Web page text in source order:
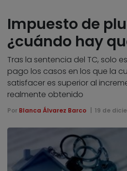
Impuesto de
¿cuándo hay
Tras la sentencia del TC, solo
pago los casos en los que la
satisfacer es superior al
realmente obtenido
Por Blanca Álvarez Barco 19 de